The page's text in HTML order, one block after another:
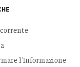
l'Informazione